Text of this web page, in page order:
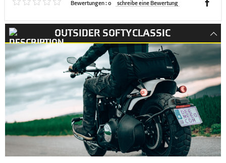
Bewertungen :0 schreibe eine Bewertung
OUTSIDER SOFTY CLASSIC